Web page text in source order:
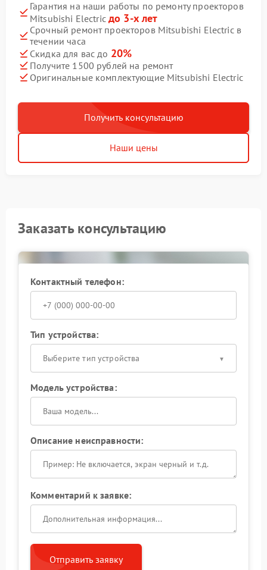
Гарантия на наши работы по ремонту проекторов
Mitsubishi Electric до 3-х лет
Срочный ремонт проекторов Mitsubishi Electric в
течении часа
Скидка для вас до 20%
Получите 1500 рублей на ремонт
Оригинальные комплектующие Mitsubishi Electric
Получить консультацию
Наши цены
Заказать консультацию
Контактный телефон:
Тип устройства:
Выберите тип устройства
Модель устройства:
Описание неисправности:
Комментарий к заявке:
Отправить заявку